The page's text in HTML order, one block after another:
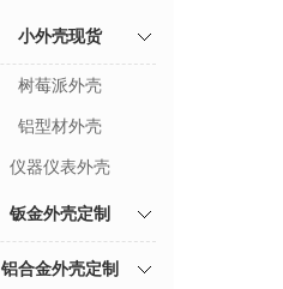
小外壳现货
树莓派外壳
铝型材外壳
仪器仪表外壳
钣金外壳定制
铝合金外壳定制